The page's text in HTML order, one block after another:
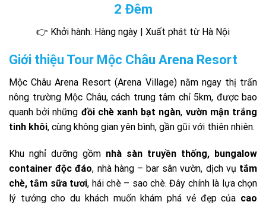
2 Đêm
👉 Khởi hành: Hàng ngày | Xuất phát từ Hà Nội
Giới thiệu Tour Mộc Châu Arena Resort
Mộc Châu Arena Resort (Arena Village) nằm ngay thị trấn
nông trường Mộc Châu, cách trung tâm chỉ 5km, được bao
quanh bởi những đồi chè xanh bạt ngàn, vườn mận trắng
tinh khôi, cùng không gian yên bình, gần gũi với thiên nhiên.
Khu nghỉ dưỡng gồm nhà sàn truyền thống, bungalow
container độc đáo, nhà hàng – bar sân vườn, dịch vụ tắm
chè, tắm sữa tươi, hái chè – sao chè. Đây chính là lựa chọn
lý tưởng cho du khách muốn khám phá vẻ đẹp của cao